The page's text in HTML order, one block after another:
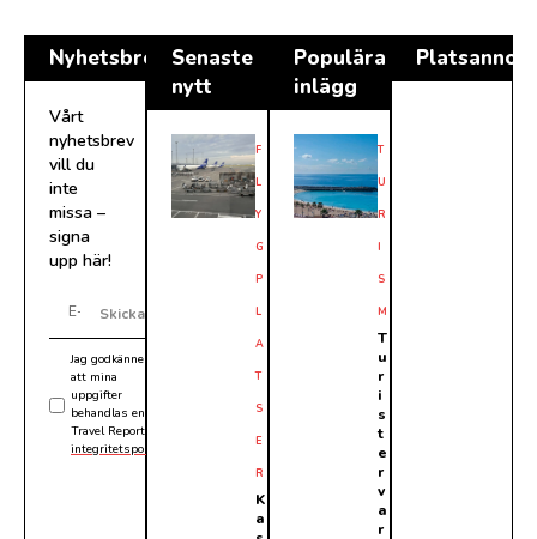
Nyhetsbrev
Vårt
nyhetsbrev
vill du
inte
missa –
signa
upp här!
Jag godkänner
att mina
uppgifter
behandlas enligt
Travel Reports
integritetspolicy
Skicka
Senaste
nytt
F
L
Y
G
P
L
A
T
S
E
R
K
a
Populära
inlägg
T
U
R
I
S
M
T
u
r
i
s
t
e
r
v
a
r